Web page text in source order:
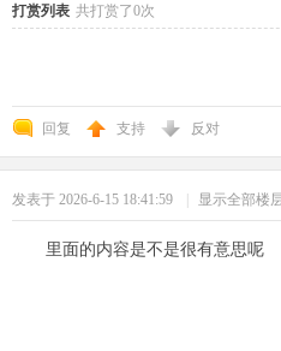
打赏列表 共打赏了0次
回复 支持 反对
发表于 2026-6-15 18:41:59 显示全部楼
里面的内容是不是很有意思呢